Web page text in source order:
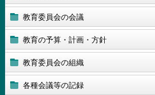
教育委員会の会議
教育の予算・計画・方針
教育委員会の組織
各種会議等の記録